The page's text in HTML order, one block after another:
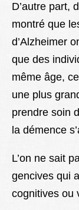
D’autre part,
montré que
d’Alzheimer
que des
même âge,
une plus
prendre soin
la démence
L’on ne sait
gencives qui
cognitives ou